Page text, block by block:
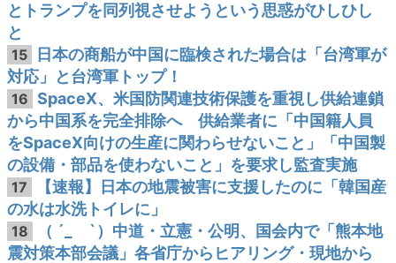
とトランプを同列視させようという思惑がひしひし
と
15
日本の商船が中国に臨検された場合は「台湾軍が
対応」と台湾軍トップ！
16 SpaceX、米国防関連技術保護を重視し供給連鎖
から中国系を完全排除へ 供給業者に「中国籍人員
をSpaceX向けの生産に関わらせないこと」「中国製
の設備・部品を使わないこと」を要求し監査実施
17
【速報】日本の地震被害に支援したのに「韓国産
の水は水洗トイレに」
18
（ ´_ゝ`）中道・立憲・公明、国会内で「熊本地
震対策本部会議」各省庁からヒアリング・現地から